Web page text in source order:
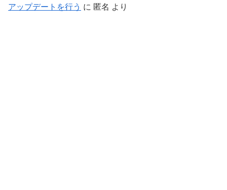
アップデートを行う に 匿名 より